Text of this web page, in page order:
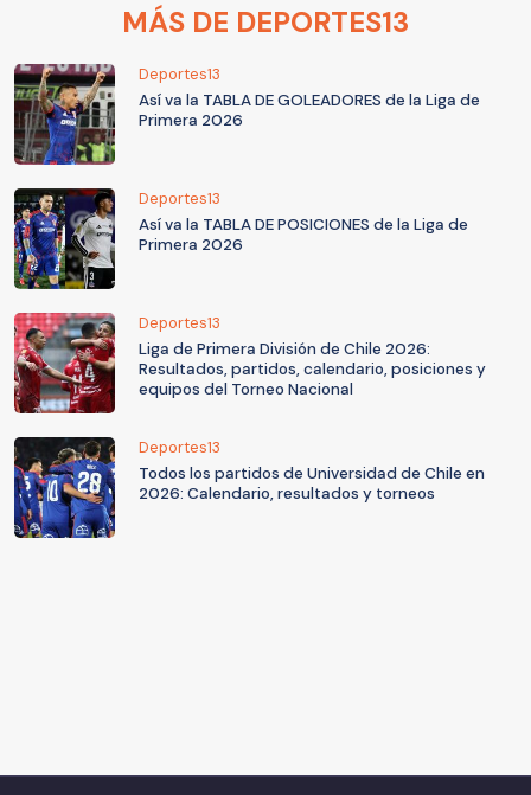
MÁS DE DEPORTES13
Deportes13
Así va la TABLA DE GOLEADORES de la Liga de
Primera 2026
Deportes13
Así va la TABLA DE POSICIONES de la Liga de
Primera 2026
Deportes13
Liga de Primera División de Chile 2026:
Resultados, partidos, calendario, posiciones y
equipos del Torneo Nacional
Deportes13
Todos los partidos de Universidad de Chile en
2026: Calendario, resultados y torneos